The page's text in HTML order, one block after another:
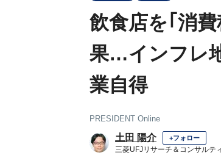
飲食店を｢消
果…インフレ
業自得
PRESIDENT Online
土田 陽介 +フォロー
三菱UFJリサーチ＆コンサルテ